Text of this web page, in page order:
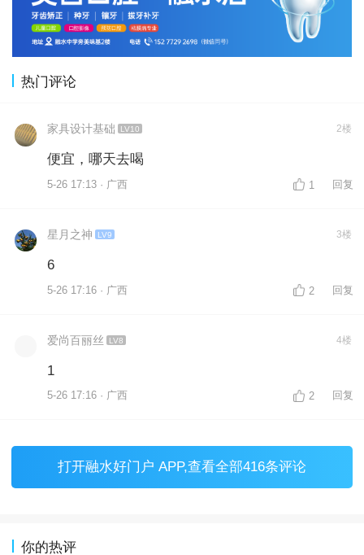
热门评论
家具设计基础 LV10 2楼
便宜，哪天去喝
5-26 17:13 · 广西 1 回复
星月之神 LV9 3楼
6
5-26 17:16 · 广西 2 回复
爱尚百丽丝 LV8 4楼
1
5-26 17:16 · 广西 2 回复
打开融水好门户 APP,查看全部416条评论
你的热评